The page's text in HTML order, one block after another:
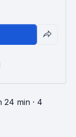
24 min · 4